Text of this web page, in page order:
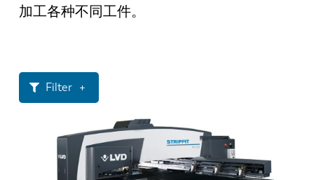
加工各种不同工件。
Filter
喉口深度
1500 mm
软件
关于 LVD
最新消息
客户案例